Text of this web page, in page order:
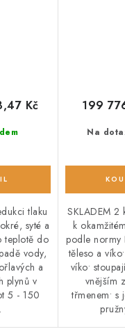
Kč
tlaku
syté a
teplotě do
vody,
a
plynů v
5 - 150
Na
199
SKLADEM 2
k
podle normy
těleso a
víko•
vnějším
třmenem• s